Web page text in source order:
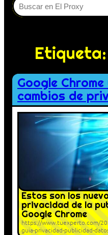
Etiqueta:
Google
cambios de
Estos son los
privacidad de la
Google Chrome
https://www.tuexperto.com/
guia-privacidad-publicidad-